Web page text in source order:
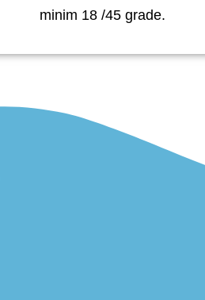
minim 18 /45 grade.